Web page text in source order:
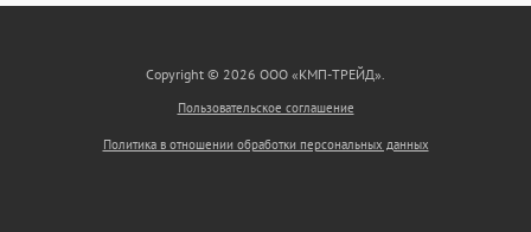
Copyright © 2026 ООО «КМП-ТРЕЙД».
Пользовательское соглашение
Политика в отношении обработки персональных данных